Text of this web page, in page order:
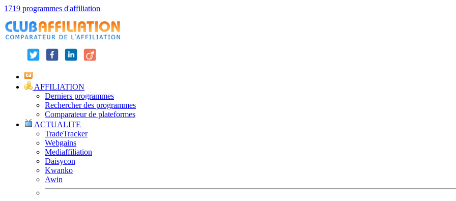
1719 programmes d'affiliation
AFFILIATION
Derniers programmes
Rechercher des programmes
Comparateur de plateformes
ACTUALITE
TradeTracker
Webgains
Mediaffiliation
Daisycon
Kwanko
Awin